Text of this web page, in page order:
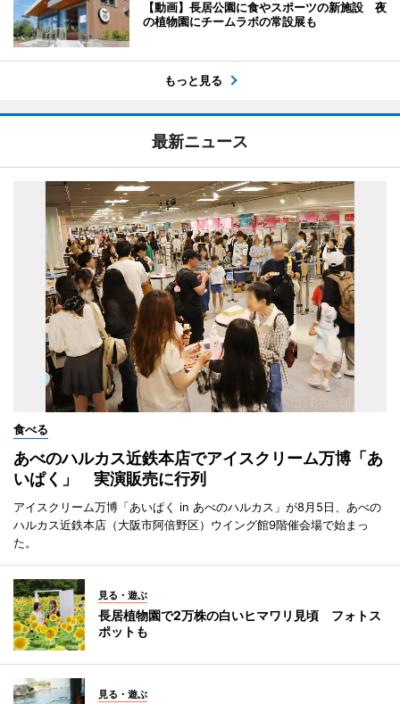
【動画】長居公園に食やスポーツの新施設 夜
の植物園にチームラボの常設展も
もっと見る
最新ニュース
食べる
あべのハルカス近鉄本店でアイスクリーム万博「あ
いぱく」 実演販売に行列
アイスクリーム万博「あいぱく in あべのハルカス」が8月5日、あべの
ハルカス近鉄本店（大阪市阿倍野区）ウイング館9階催会場で始まっ
た。
見る・遊ぶ
長居植物園で2万株の白いヒマワリ見頃 フォトス
ポットも
見る・遊ぶ